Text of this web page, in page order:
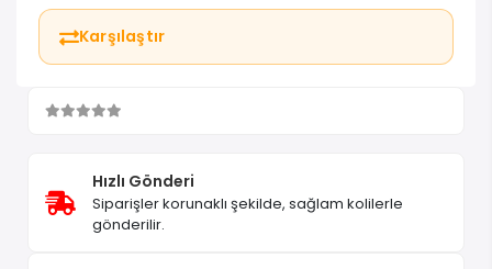
Karşılaştır
Hızlı Gönderi
Siparişler korunaklı şekilde, sağlam kolilerle
gönderilir.